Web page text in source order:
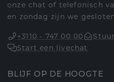
onze chat of telefonisch
en zondag zijn we
+3110 - 747 00 00
Start een livechat
BLIJF OP DE HOOGTE